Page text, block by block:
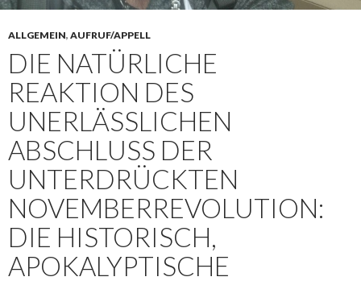
ALLGEMEIN, AUFRUF/APPELL
DIE NATÜRLICHE
REAKTION DES
UNERLÄSSLICHEN
ABSCHLUSS DER
UNTERDRÜCKTEN
NOVEMBERREVOLUTION:
DIE HISTORISCH,
APOKALYPTISCHE